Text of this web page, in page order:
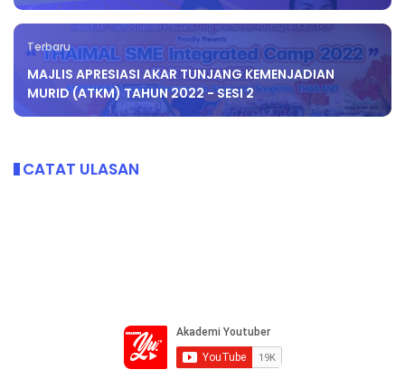
Terbaru
MAJLIS APRESIASI AKAR TUNJANG KEMENJADIAN
MURID (ATKM) TAHUN 2022 - SESI 2
CATAT ULASAN